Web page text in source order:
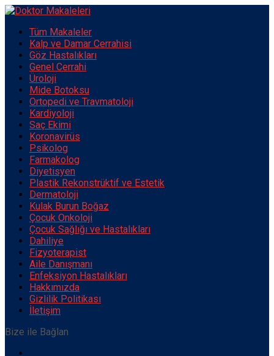
Tüm Makaleler
Kalp ve Damar Cerrahisi
Göz Hastalıkları
Genel Cerrahi
Üroloji
Mide Botoksu
Ortopedi ve Travmatoloji
Kardiyoloji
Saç Ekimi
Koronavirüs
Psikolog
Farmakolog
Diyetisyen
Plastik Rekonstrüktif ve Estetik
Dermatoloji
Kulak Burun Boğaz
Çocuk Onkoloji
Çocuk Sağlığı ve Hastalıkları
Dahiliye
Fizyoterapist
Aile Danışmanı
Enfeksiyon Hastalıkları
Hakkımızda
Gizlilik Politikası
İletişim
Bize ile Bağlan